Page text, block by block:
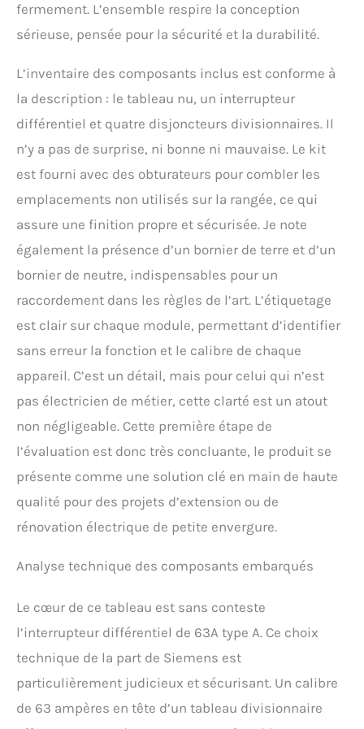
fermement. L’ensemble respire la conception
sérieuse, pensée pour la sécurité et la durabilité.
L’inventaire des composants inclus est conforme à
la description : le tableau nu, un interrupteur
différentiel et quatre disjoncteurs divisionnaires. Il
n’y a pas de surprise, ni bonne ni mauvaise. Le kit
est fourni avec des obturateurs pour combler les
emplacements non utilisés sur la rangée, ce qui
assure une finition propre et sécurisée. Je note
également la présence d’un bornier de terre et d’un
bornier de neutre, indispensables pour un
raccordement dans les règles de l’art. L’étiquetage
est clair sur chaque module, permettant d’identifier
sans erreur la fonction et le calibre de chaque
appareil. C’est un détail, mais pour celui qui n’est
pas électricien de métier, cette clarté est un atout
non négligeable. Cette première étape de
l’évaluation est donc très concluante, le produit se
présente comme une solution clé en main de haute
qualité pour des projets d’extension ou de
rénovation électrique de petite envergure.
Analyse technique des composants embarqués
Le cœur de ce tableau est sans conteste
l’interrupteur différentiel de 63A type A. Ce choix
technique de la part de Siemens est
particulièrement judicieux et sécurisant. Un calibre
de 63 ampères en tête d’un tableau divisionnaire